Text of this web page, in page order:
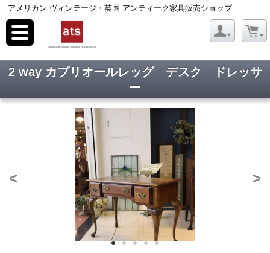
アメリカン ヴィンテージ・英国 アンティーク家具販売ショップ
toggle
navigation
2 way カブリオールレッグ デスク ドレッサ
ー
< >